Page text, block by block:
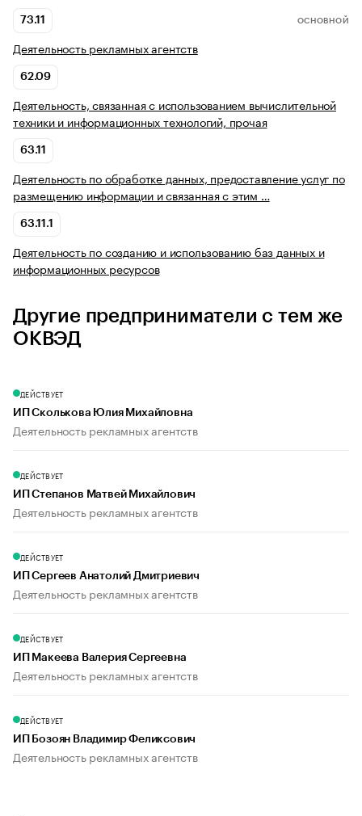
73.11 ОСНОВНОЙ
Деятельность рекламных агентств
62.09
Деятельность, связанная с использованием вычислительной
техники и информационных технологий, прочая
63.11
Деятельность по обработке данных, предоставление услуг по
размещению информации и связанная с этим …
63.11.1
Деятельность по созданию и использованию баз данных и
информационных ресурсов
Другие предприниматели с тем же
ОКВЭД
ДЕЙСТВУЕТ
ИП Сколькова Юлия Михайловна
Деятельность рекламных агентств
ДЕЙСТВУЕТ
ИП Степанов Матвей Михайлович
Деятельность рекламных агентств
ДЕЙСТВУЕТ
ИП Сергеев Анатолий Дмитриевич
Деятельность рекламных агентств
ДЕЙСТВУЕТ
ИП Макеева Валерия Сергеевна
Деятельность рекламных агентств
ДЕЙСТВУЕТ
ИП Бозоян Владимир Феликсович
Деятельность рекламных агентств